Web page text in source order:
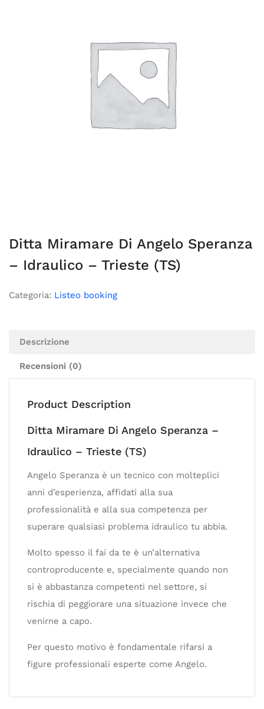
Ditta Miramare Di Angelo Speranza
– Idraulico – Trieste (TS)
Categoria: Listeo booking
Descrizione
Recensioni (0)
Product Description
Ditta Miramare Di Angelo Speranza –
Idraulico – Trieste (TS)
Angelo Speranza è un tecnico con molteplici
anni d’esperienza, affidati alla sua
professionalità e alla sua competenza per
superare qualsiasi problema idraulico tu abbia.
Molto spesso il fai da te è un’alternativa
controproducente e, specialmente quando non
si è abbastanza competenti nel settore, si
rischia di peggiorare una situazione invece che
venirne a capo.
Per questo motivo è fondamentale rifarsi a
figure professionali esperte come Angelo.